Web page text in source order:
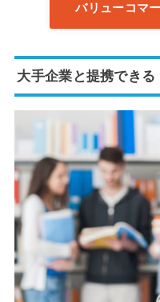
バリューコマ
大手企業と提携できる